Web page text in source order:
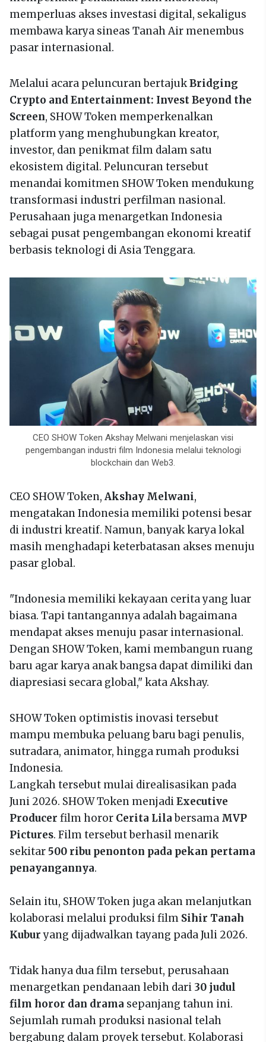
memperluas akses investasi digital, sekaligus
membawa karya sineas Tanah Air menembus
pasar internasional.
Melalui acara peluncuran bertajukBridging
Crypto and Entertainment: Invest Beyond the
Screen, SHOW Token memperkenalkan
platform yang menghubungkan kreator,
investor, dan penikmat film dalam satu
ekosistem digital. Peluncuran tersebut
menandai komitmen SHOW Token mendukung
transformasi industri perfilman nasional.
Perusahaan juga menargetkan Indonesia
sebagai pusat pengembangan ekonomi kreatif
berbasis teknologi di Asia Tenggara.
CEO SHOW Token Akshay Melwani menjelaskan visi
pengembangan industri film Indonesia melalui teknologi
blockchain dan Web3.
CEO SHOW Token, Akshay Melwani,
mengatakan Indonesia memiliki potensi besar
di industri kreatif. Namun, banyak karya lokal
masih menghadapi keterbatasan akses menuju
pasar global.
"Indonesia memiliki kekayaan cerita yang luar
biasa. Tapi tantangannya adalah bagaimana
mendapat akses menuju pasar internasional.
Dengan SHOW Token, kami membangun ruang
baru agar karya anak bangsa dapat dimiliki dan
diapresiasi secara global," kata Akshay.
SHOW Token optimistis inovasi tersebut
mampu membuka peluang baru bagi penulis,
sutradara, animator, hingga rumah produksi
Indonesia.
Langkah tersebut mulai direalisasikan pada
Juni 2026. SHOW Token menjadiExecutive
Producer film horor Cerita Lilabersama MVP
Pictures. Film tersebut berhasil menarik
sekitar 500 ribu penonton pada pekan pertama
penayangannya.
Selain itu, SHOW Token juga akan melanjutkan
kolaborasi melalui produksi film Sihir Tanah
Kuburyang dijadwalkan tayang pada Juli 2026.
Tidak hanya dua film tersebut, perusahaan
menargetkan pendanaan lebih dari 30 judul
film horor dan drama sepanjang tahun ini.
Sejumlah rumah produksi nasional telah
bergabung dalam proyek tersebut. Kolaborasi